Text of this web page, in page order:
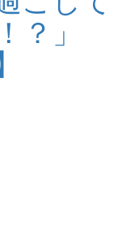
？」